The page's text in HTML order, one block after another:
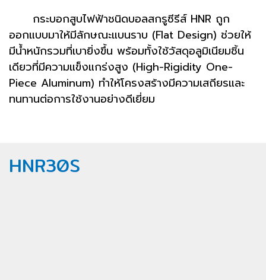
กระบอกสูบไฟฟ้าชนิดบอลสกรูซีรีส์ HNR ถูก
ออกแบบมาให้มีลักษณะแบนราบ (Flat Design) ช่วยให้
มีน้ำหนักรวมที่เบายิ่งขึ้น พร้อมทั้งใช้วัสดุอลูมิเนียมชิ้น
เดียวที่มีความแข็งแกร่งสูง (High-Rigidity One-
Piece Aluminum) ทำให้โครงสร้างมีความเสถียรและ
ทนทานต่อการใช้งานอย่างดีเยี่ยม
HNR30S